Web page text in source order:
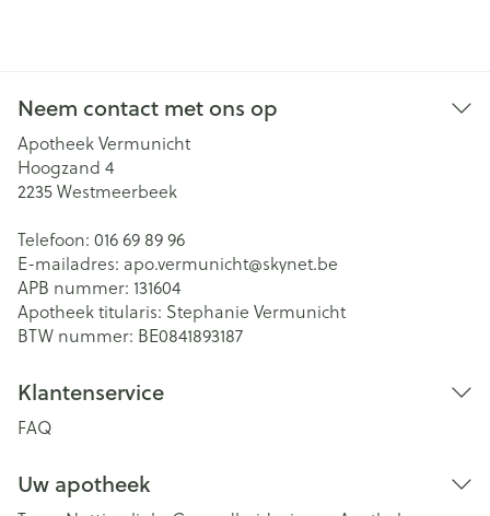
Neem contact met ons op
Apotheek Vermunicht
Hoogzand 4
2235Westmeerbeek
Telefoon: 016 69 89 96
E-mailadres: apo.vermunicht@skynet.be
APB nummer: 131604
Apotheek titularis: Stephanie Vermunicht
BTW nummer: BE0841893187
Klantenservice
FAQ
Uw apotheek